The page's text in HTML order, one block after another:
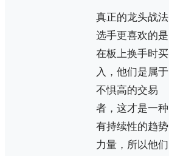
真正的龙头战法
选手更喜欢的是
在板上换手时买
入，他们是属于
不惧高的交易
者，这才是一种
有持续性的趋势
力量，所以他们